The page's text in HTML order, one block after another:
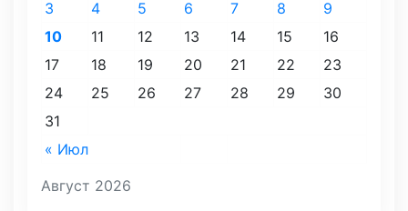
Август 2026
« Июл
3
4 5 6 7 8
9
10
11 12 13 14 15
16
17
18 19 20 21 22
23
24
25 26 27 28 29
30
31